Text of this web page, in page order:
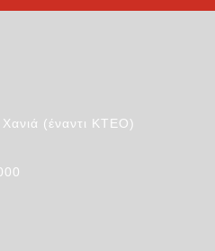
(έναντι ΚΤΕΟ)